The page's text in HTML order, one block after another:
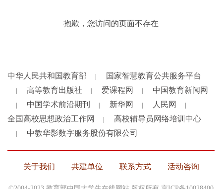
抱歉，您访问的页面不存在
中华人民共和国教育部 国家智慧教育公共服务平台
高等教育出版社 爱课程网 中国教育新闻网
中国学术前沿期刊 新华网 人民网
全国高校思想政治工作网 高校辅导员网络培训中心
中教华影数字服务股份有限公司
关于我们 共建单位 联系方式 活动咨询